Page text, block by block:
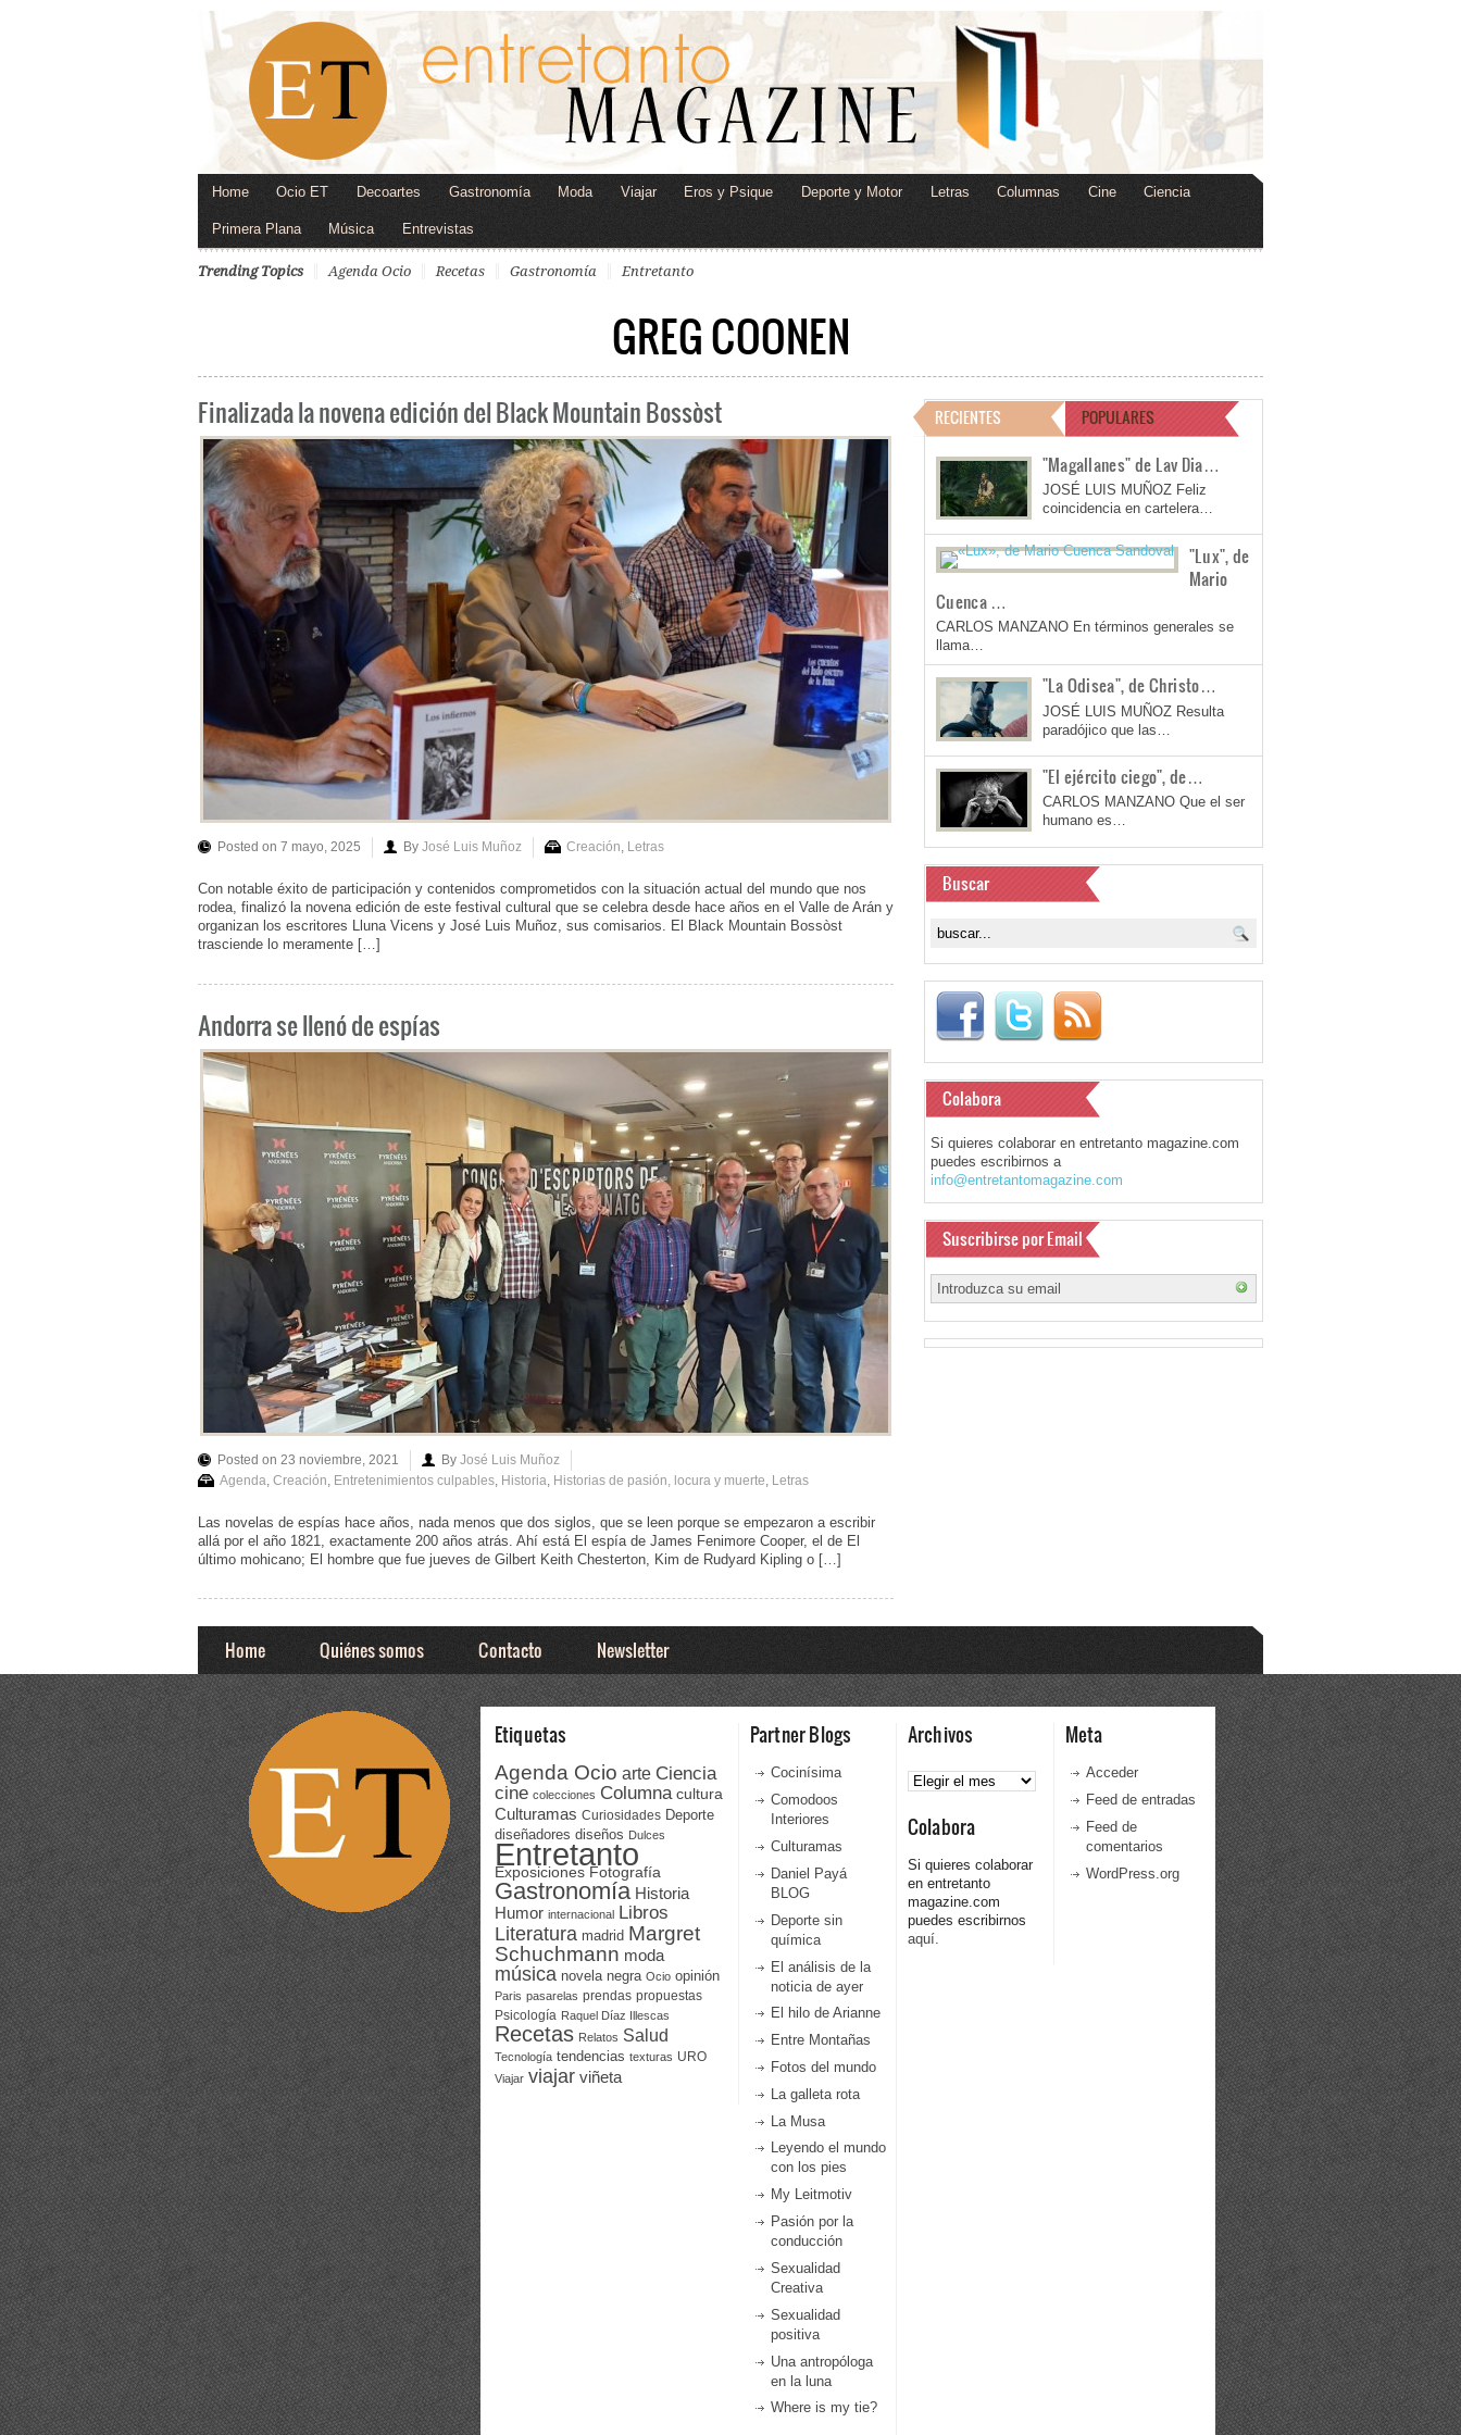
Home Ocio ET Decoartes Gastronomía Moda Viajar Eros y Psique Deporte y Motor Letras Columnas Cine Ciencia
Primera Plana Música Entrevistas
Trending Topics Agenda Ocio Recetas Gastronomía Entretanto
GREG COONEN
Finalizada la novena edición del Black Mountain Bossòst
Posted on 7 mayo, 2025 By José Luis Muñoz Creación Letras
Con notable éxito de participación y contenidos comprometidos con la situación actual del mundo que nos
rodea, finalizó la novena edición de este festival cultural que se celebra desde hace años en el Valle de Arán y
organizan los escritores Lluna Vicens y José Luis Muñoz, sus comisarios. El Black Mountain Bossòst
trasciende lo meramente […]
Andorra se llenó de espías
Posted on 23 noviembre, 2021 By José Luis Muñoz
Agenda Creación Entretenimientos culpables Historia Historias de pasión, locura y muerte Letras
Las novelas de espías hace años, nada menos que dos siglos, que se leen porque se empezaron a escribir
allá por el año 1821, exactamente 200 años atrás. Ahí está El espía de James Fenimore Cooper, el de El
último mohicano; El hombre que fue jueves de Gilbert Keith Chesterton, Kim de Rudyard Kipling o […]
RECIENTES POPULARES
"Magallanes" de Lav Dia…
JOSÉ LUIS MUÑOZ Feliz
coincidencia en cartelera…
"Lux", de
Mario
Cuenca …
CARLOS MANZANO En términos generales se
llama…
"La Odisea", de Christo…
JOSÉ LUIS MUÑOZ Resulta
paradójico que las…
"El ejército ciego", de…
CARLOS MANZANO Que el ser
humano es…
Buscar
Colabora
Si quieres colaborar en entretanto magazine.com
puedes escribirnos a
info@entretantomagazine.com
Suscribirse por Email
Home Quiénes somos Contacto Newsletter
Etiquetas
Agenda Ocio arte Ciencia
cine colecciones Columna cultura
Culturamas Curiosidades Deporte
diseñadores diseños Dulces
Entretanto
Exposiciones Fotografía
Gastronomía Historia
Humor internacional Libros
Literatura madrid Margret
Schuchmann moda
música novela negra Ocio opinión
Paris pasarelas prendas propuestas
Psicología Raquel Díaz Illescas
Recetas Relatos Salud
Tecnología tendencias texturas URO
Viajar viajar viñeta
Partner Blogs
Cocinísima
Comodoos
Interiores
Culturamas
Daniel Payá
BLOG
Deporte sin
química
El análisis de la
noticia de ayer
El hilo de Arianne
Entre Montañas
Fotos del mundo
La galleta rota
La Musa
Leyendo el mundo
con los pies
My Leitmotiv
Pasión por la
conducción
Sexualidad
Creativa
Sexualidad
positiva
Una antropóloga
en la luna
Where is my tie?
Archivos
Archivos
Colabora
Si quieres colaborar
en entretanto
magazine.com
puedes escribirnos
aquí.
Meta
Acceder
Feed de entradas
Feed de
comentarios
WordPress.org